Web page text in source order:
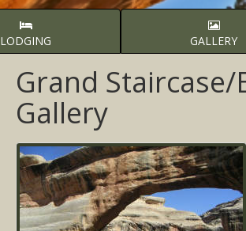
LODGING GALLERY
Grand
Gallery